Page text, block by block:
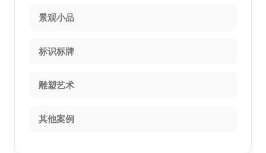
景观小品
标识标牌
雕塑艺术
其他案例